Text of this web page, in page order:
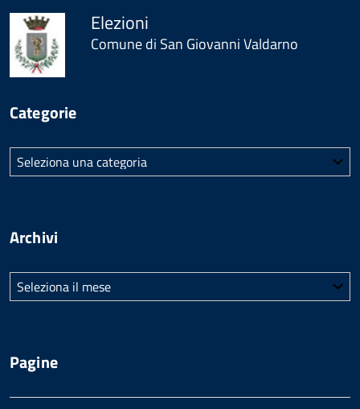
Elezioni
Comune di San Giovanni Valdarno
Categorie
Categorie
Archivi
Archivi
Pagine